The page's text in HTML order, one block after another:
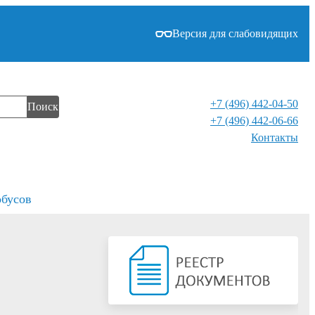
Версия для слабовидящих
Поиск
+7 (496) 442-04-50
+7 (496) 442-06-66
Контакты⁠